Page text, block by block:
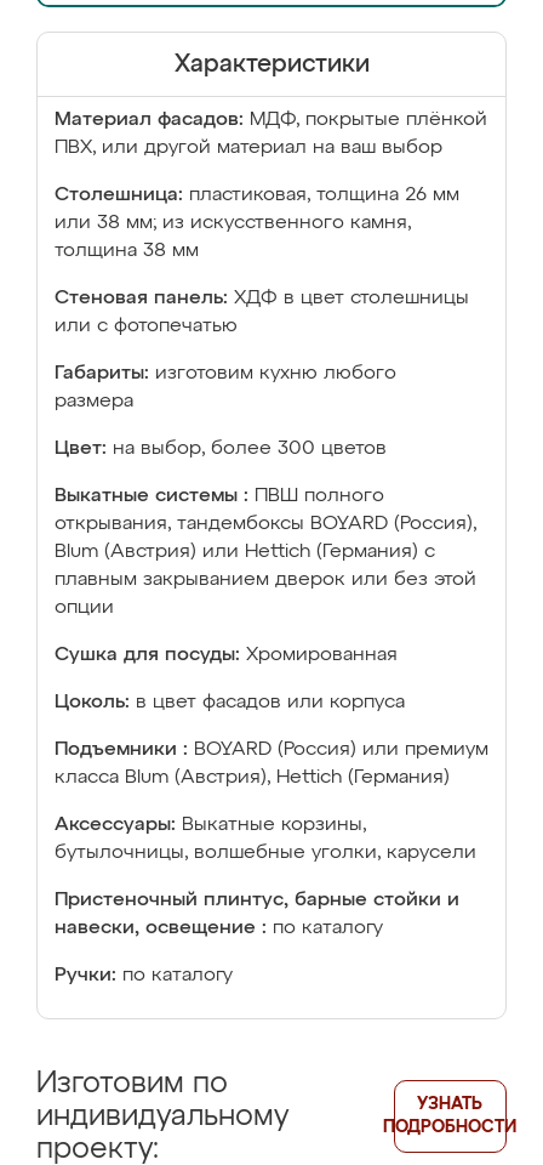
Характеристики
Материал фасадов: МДФ, покрытые плёнкой
ПВХ, или другой материал на ваш выбор
Столешница: пластиковая, толщина 26 мм
или 38 мм; из искусственного камня,
толщина 38 мм
Стеновая панель: ХДФ в цвет столешницы
или с фотопечатью
Габариты: изготовим кухню любого
размера
Цвет: на выбор, более 300 цветов
Выкатные системы :
ПВШ полного
открывания, тандембоксы BOYARD (Россия),
Blum (Австрия) или Hettich (Германия) с
плавным закрыванием дверок или без этой
опции
Сушка для посуды: Хромированная
Цоколь: в цвет фасадов или корпуса
Подъемники : BOYARD (Россия) или премиум
класса Blum (Австрия), Hettich (Германия)
Аксессуары: Выкатные корзины,
бутылочницы, волшебные уголки, карусели
Пристеночный плинтус, барные стойки и
навески, освещение : по каталогу
Ручки: по каталогу
Изготовим по
индивидуальному
проекту:
УЗНАТЬ
ПОДРОБНОСТИ